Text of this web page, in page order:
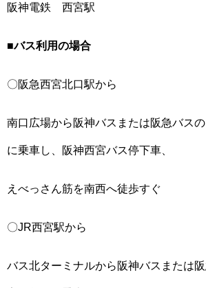
阪神電鉄 西宮駅
■バス利用の場合
〇阪急西宮北口駅から
南口広場から阪神バスまたは阪急バス
に乗車し、阪神西宮バス停下車、
えべっさん筋を南西へ徒歩すぐ
〇JR西宮駅から
バス北ターミナルから阪神バスまたは